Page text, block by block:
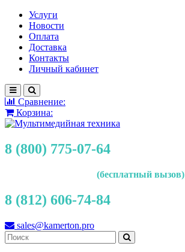
Услуги
Новости
Оплата
Доставка
Контакты
Личный кабинет
Сравнение:
Корзина:
8 (800) 775-07-64
(бесплатный вызов)
8 (812) 606-74-84
sales@kamerton.pro